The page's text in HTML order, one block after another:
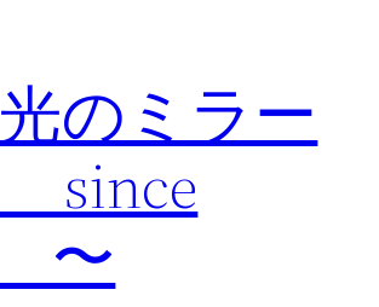
のミラー
since
〜